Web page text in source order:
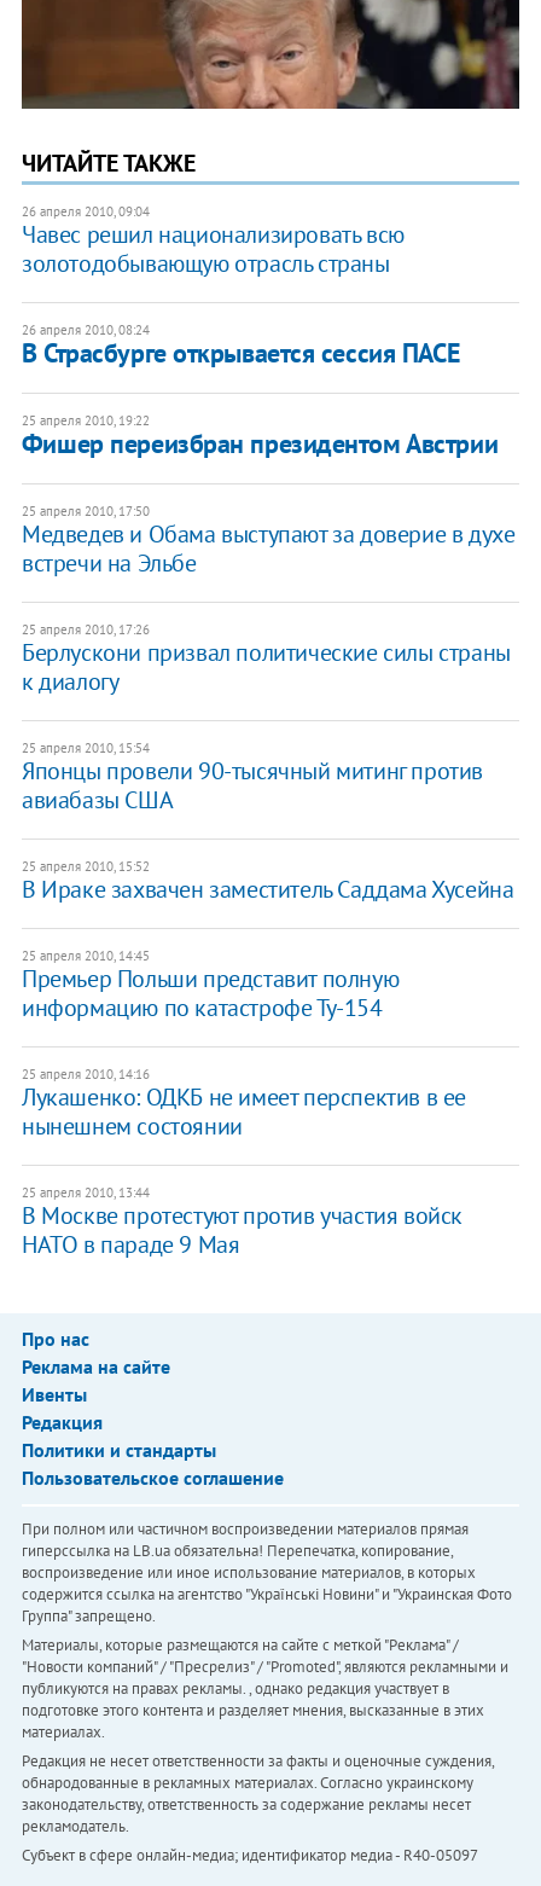
ЧИТАЙТЕ ТАКЖЕ
26 апреля 2010, 09:04
Чавес решил национализировать всю
золотодобывающую отрасль страны
26 апреля 2010, 08:24
В Страсбурге открывается сессия ПАСЕ
25 апреля 2010, 19:22
Фишер переизбран президентом Австрии
25 апреля 2010, 17:50
Медведев и Обама выступают за доверие в духе
встречи на Эльбе
25 апреля 2010, 17:26
Берлускони призвал политические силы страны
к диалогу
25 апреля 2010, 15:54
Японцы провели 90-тысячный митинг против
авиабазы США
25 апреля 2010, 15:52
В Ираке захвачен заместитель Саддама Хусейна
25 апреля 2010, 14:45
Премьер Польши представит полную
информацию по катастрофе Ту-154
25 апреля 2010, 14:16
Лукашенко: ОДКБ не имеет перспектив в ее
нынешнем состоянии
25 апреля 2010, 13:44
В Москве протестуют против участия войск
НАТО в параде 9 Мая
Про нас
Реклама на сайте
Ивенты
Редакция
Политики и стандарты
Пользовательское соглашение
При полном или частичном воспроизведении материалов прямая
гиперссылка на LB.ua обязательна! Перепечатка, копирование,
воспроизведение или иное использование материалов, в которых
содержится ссылка на агентство "Українськi Новини" и "Украинская Фото
Группа" запрещено.
Материалы, которые размещаются на сайте с меткой "Реклама" /
"Новости компаний" / "Пресрелиз" / "Promoted", являются рекламными и
публикуются на правах рекламы. , однако редакция участвует в
подготовке этого контента и разделяет мнения, высказанные в этих
материалах.
Редакция не несет ответственности за факты и оценочные суждения,
обнародованные в рекламных материалах. Согласно украинскому
законодательству, ответственность за содержание рекламы несет
рекламодатель.
Субъект в сфере онлайн-медиа; идентификатор медиа - R40-05097